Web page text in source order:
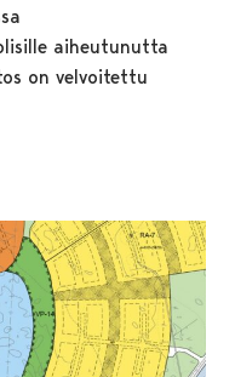
aiheutunutta
on velvoitettu